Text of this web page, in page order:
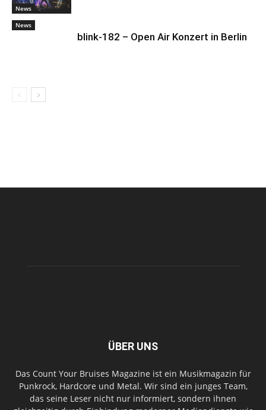
News
News
blink-182 – Open Air Konzert in Berlin
ÜBER UNS
Das Count Your Bruises Magazine ist ein Musikmagazin für
Punkrock, Hardcore und Metal. Wir sind ein junges Team,
das seine Leser nicht nur informiert, sondern ihnen